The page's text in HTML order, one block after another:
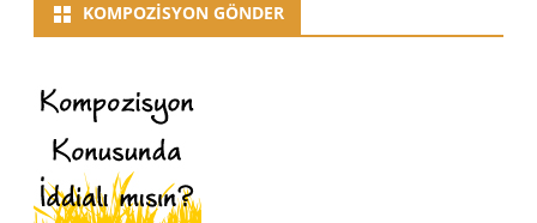
KOMPOZISYON GÖNDER